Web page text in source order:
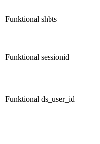
Funktional shbts
Funktional sessionid
Funktional ds_user_id